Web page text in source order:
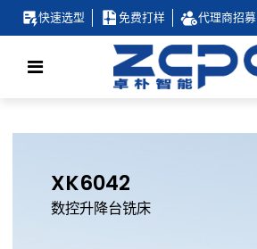
快速选型 免费打样 代理商招募
XK6042
数控升降台铣床